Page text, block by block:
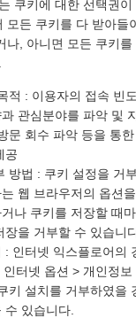
쿠키에 대한 선택권
모든 쿠키를 다 받아들
나, 아니면 모든 쿠키
적 : 이용자의 접속 빈
관심분야를 파악 및
문 회수 파악 등을 통
공
방법 : 쿠키 설정을 거
웹 브라우저의 옵션
나 쿠키를 저장할 때
장을 거부할 수 있습니
: 인터넷 익스플로어의
터넷 옵션 > 개인정보
키 설치를 거부하였을
수 있습니다.